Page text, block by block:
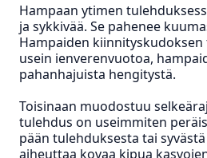
Hampaan ytimen
ja sykkivää. Se pahenee
Hampaiden
usein ienverenvuotoa,
pahanhajuista hengitystä.
Toisinaan muodostuu
tulehdus on useimmiten
pään tulehduksesta tai
aiheuttaa kovaa kipua